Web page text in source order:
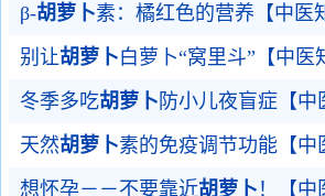
β-胡萝卜素：橘红色的营养【中医
别让胡萝卜白萝卜“窝里斗”【中医
冬季多吃胡萝卜 防小儿夜盲症【中
天然胡萝卜素的免疫调节功能【中
想怀孕－－不要靠近胡萝卜 ！【中